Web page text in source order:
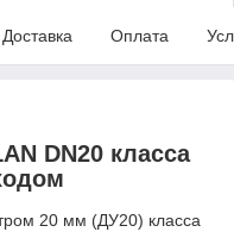
Доставка Оплата
DN20 класса
20 мм (ДУ20) класса